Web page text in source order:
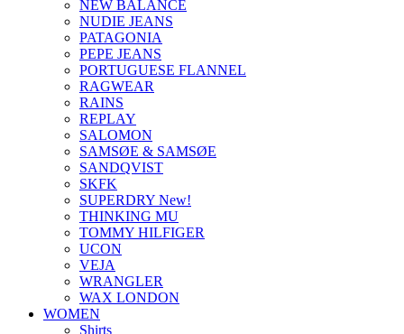
NEW BALANCE
NUDIE JEANS
PATAGONIA
PEPE JEANS
PORTUGUESE FLANNEL
RAGWEAR
RAINS
REPLAY
SALOMON
SAMSØE & SAMSØE
SANDQVIST
SKFK
SUPERDRY New!
THINKING MU
TOMMY HILFIGER
UCON
VEJA
WRANGLER
WAX LONDON
WOMEN
Shirts